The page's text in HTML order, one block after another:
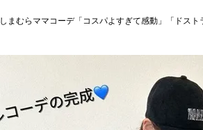
しまむらママコーデ「コスパよすぎて感動」「ドス